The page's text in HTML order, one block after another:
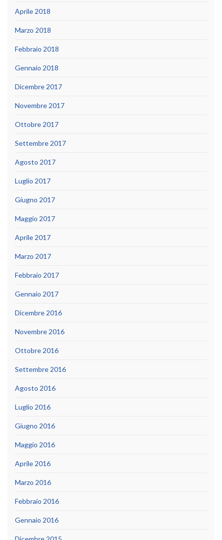
Aprile 2018
Marzo 2018
Febbraio 2018
Gennaio 2018
Dicembre 2017
Novembre 2017
Ottobre 2017
Settembre 2017
Agosto 2017
Luglio 2017
Giugno 2017
Maggio 2017
Aprile 2017
Marzo 2017
Febbraio 2017
Gennaio 2017
Dicembre 2016
Novembre 2016
Ottobre 2016
Settembre 2016
Agosto 2016
Luglio 2016
Giugno 2016
Maggio 2016
Aprile 2016
Marzo 2016
Febbraio 2016
Gennaio 2016